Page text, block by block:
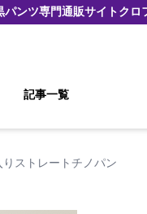
パンツ専門通販サイトクロ
記事一覧
ストレートチノパン